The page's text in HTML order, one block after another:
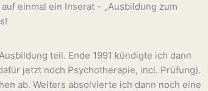
einmal ein Inserat – „Ausbildung zum
teil. Ende 1991 kündigte ich dann
jetzt noch Psychotherapie, incl. Prüfung).
ab. Weiters absolvierte ich dann noch eine